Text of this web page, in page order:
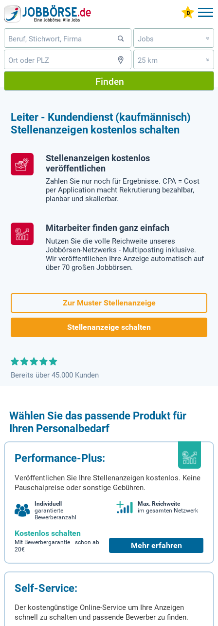
Jobs »
25 km »
Finden
Leiter - Kundendienst (kaufmännisch)
Stellenanzeigen kostenlos schalten
Stellenanzeigen kostenlos
veröffentlichen
Zahlen Sie nur noch für Ergebnisse. CPA = Cost
per Application macht Rekrutierung bezahlbar,
planbar und skalierbar.
Mitarbeiter finden ganz einfach
Nutzen Sie die volle Reichweite unseres
Jobbörsen-Netzwerks - Multiposting inklusive.
Wir veröffentlichen Ihre Anzeige automatisch auf
über 70 großen Jobbörsen.
Zur Muster Stellenanzeige
Stellenanzeige schalten
Bereits über 45.000 Kunden
Wählen Sie das passende Produkt für
Ihren Personalbedarf
Performance-Plus:
Veröffentlichen Sie Ihre Stellenanzeigen kostenlos. Keine
Pauschalpreise oder sonstige Gebühren.
Individuell
garantierte
Bewerberanzahl
Max. Reichweite
im gesamten Netzwerk
Kostenlos schalten
Mit Bewerbergarantie schon ab
20€
Mehr erfahren
Self-Service:
Der kostengünstige Online-Service um Ihre Anzeigen
schnell zu schalten und passende Bewerber zu finden.